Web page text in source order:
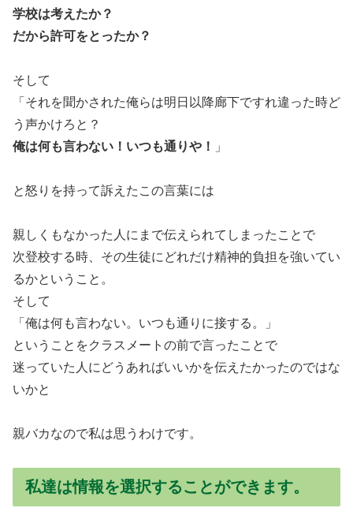
学校は考えたか？
だから許可をとったか？
そして
「それを聞かされた俺らは明日以降廊下ですれ違った時ど
う声かけろと？
俺は何も言わない！いつも通りや！
」
と怒りを持って訴えたこの言葉には
親しくもなかった人にまで伝えられてしまったことで
次登校する時、その生徒にどれだけ精神的負担を強いてい
るかということ。
そして
「俺は何も言わない。いつも通りに接する。」
ということをクラスメートの前で言ったことで
迷っていた人にどうあればいいかを伝えたかったのではな
いかと
親バカなので私は思うわけです。
私達は情報を選択することができます。